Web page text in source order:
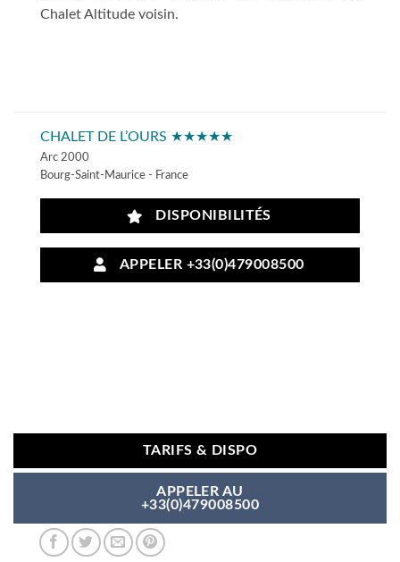
Chalet Altitude voisin.
CHALET DE L’OURS ★★★★★
Arc 2000
Bourg-Saint-Maurice - France
DISPONIBILITÉS
APPELER +33(0)479008500
TARIFS & DISPO
APPELER AU
+33(0)479008500